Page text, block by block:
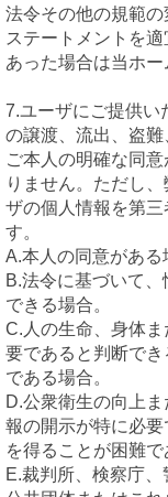
法令その他の規範の
ステートメントを
あった場合は当ホー
7.ユーザにご提供い
の譲渡、流出、盗難
ご本人の明確な同
りません。ただし
ザの個人情報を第
す。
A.本人の同意がある
B.法令に基づいて
できる場合。
C.人の生命、身体
要であると判断で
である場合。
D.公衆衛生の向上
報の開示が特に必
を得ることが困難で
E.裁判所、検察庁